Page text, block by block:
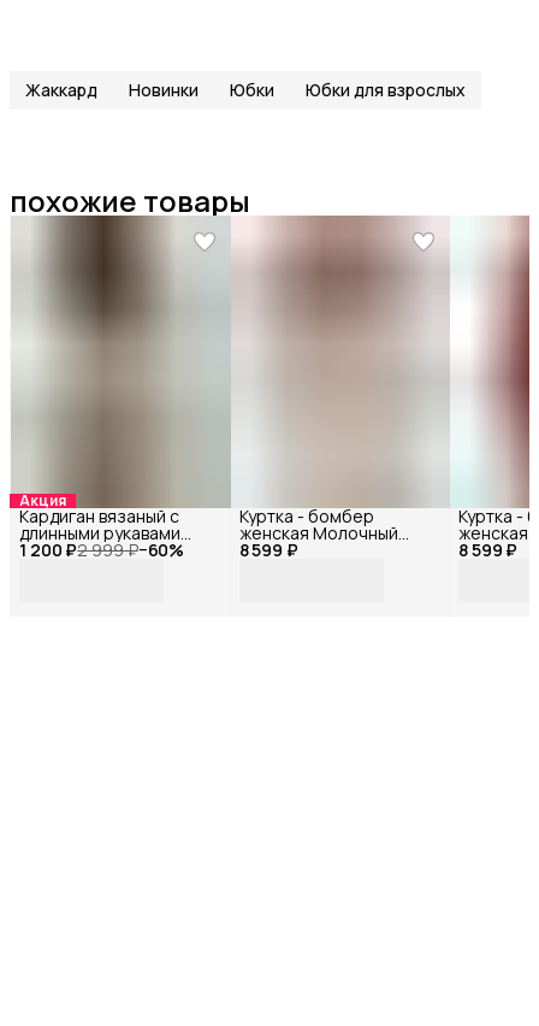
Жаккард Новинки Юбки Юбки для взрослых
похожие товары
Акция
1 200 ₽2 999 ₽−60%
Кардиган вязаный с
длинными рукавами
Белый 33657Ф_40 8 599 ₽
Куртка - бомбер
женская Молочный
72119БФ_42 8 599 ₽
Куртка -
женская